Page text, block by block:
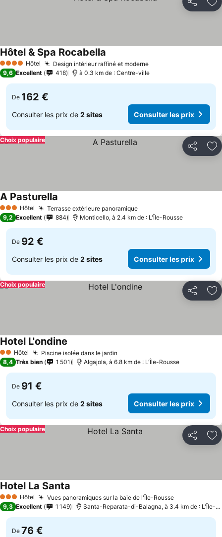
Partager
4 Étoiles Hôtel Design intérieur raffiné et moderne
Hôtel & Spa Rocabella
9,6 Excellent 418 à 0.3 km de : Centre-ville
De 162 €
Consulter les prix de 2 sites Consulter les prix
Partager
Choix populaire
3 ÉtoilesHôtel Terrasse extérieure panoramique
A Pasturella
9,2 Excellent 884 Monticello, à 2.4 km de : L'Île-Rousse
De 92 €
Consulter les prix de 2 sites Consulter les prix
Partager
Choix populaire
2 Étoiles
Hôtel Piscine isolée dans le jardin
Hotel L'ondine
8,4 Très bien 1 501 Algajola, à 6.8 km de : L'Île-Rousse
De 91 €
Consulter les prix de 2 sites Consulter les prix
Partager
Choix populaire
3 ÉtoilesHôtel Vues panoramiques sur la baie de l'Île-Rousse
Hotel La Santa
9,3 Excellent 1 149 Santa-Reparata-di-Balagna, à 3.4 km de : L'Île-Rousse
De 76 €